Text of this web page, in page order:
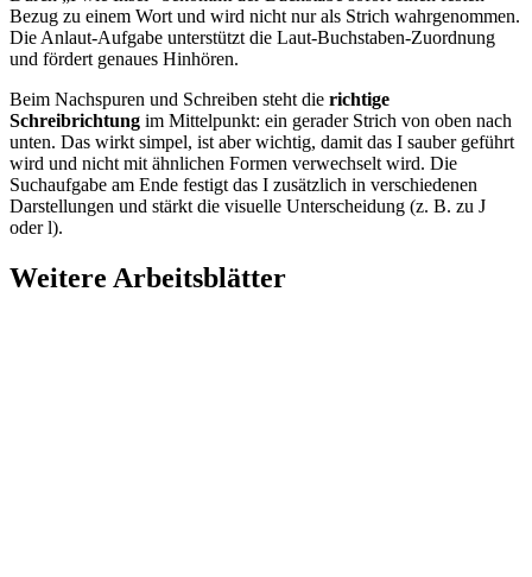
Bezug zu einem Wort und wird nicht nur als Strich wahrgenommen.
Die Anlaut-Aufgabe unterstützt die Laut-Buchstaben-Zuordnung
und fördert genaues Hinhören.
Beim Nachspuren und Schreiben steht die richtige
Schreibrichtung im Mittelpunkt: ein gerader Strich von oben nach
unten. Das wirkt simpel, ist aber wichtig, damit das I sauber geführt
wird und nicht mit ähnlichen Formen verwechselt wird. Die
Suchaufgabe am Ende festigt das I zusätzlich in verschiedenen
Darstellungen und stärkt die visuelle Unterscheidung (z. B. zu J
oder l).
Weitere Arbeitsblätter